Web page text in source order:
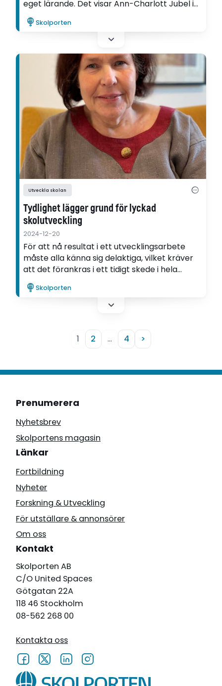
eget lärande. Det visar Ann-Charlott Jubel i
sin utvecklingsartikel.
Skolporten
Utveckla skolan
Tydlighet lägger grund för lyckad
skolutveckling
2024-12-20
För att nå resultat i ett utvecklingsarbete
måste alla känna sig delaktiga, vilket kräver
att det förankras i ett tidigt skede i hela
verksamheten. Den slutsatsen drar Eva Klang
i sin utvecklingsartikel.
Skolporten
1 2 … 4 >
Prenumerera
Nyhetsbrev
Skolportens magasin
Länkar
Fortbildning
Nyheter
Forskning & Utveckling
För utställare & annonsörer
Om oss
Kontakt
Skolporten AB
C/O United Spaces
Götgatan 22A
118 46 Stockholm
08-562 268 00
Kontakta oss